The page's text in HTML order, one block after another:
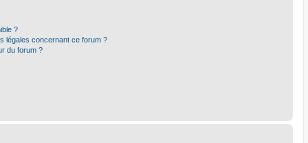
?
légales concernant ce forum ?
du forum ?